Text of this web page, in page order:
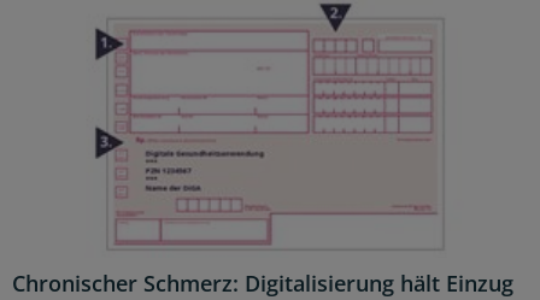
Chronischer Schmerz: Digitalisierung hält Einzug